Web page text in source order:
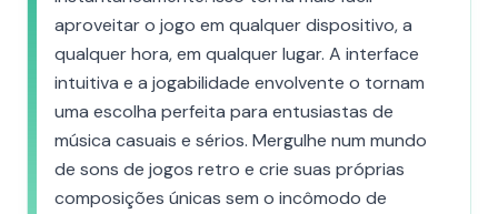
aproveitar o jogo em qualquer dispositivo, a
qualquer hora, em qualquer lugar. A interface
intuitiva e a jogabilidade envolvente o tornam
uma escolha perfeita para entusiastas de
música casuais e sérios. Mergulhe num mundo
de sons de jogos retro e crie suas próprias
composições únicas sem o incômodo de